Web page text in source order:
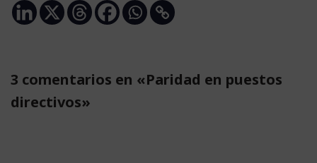
3 comentarios en «Paridad en puestos
directivos»